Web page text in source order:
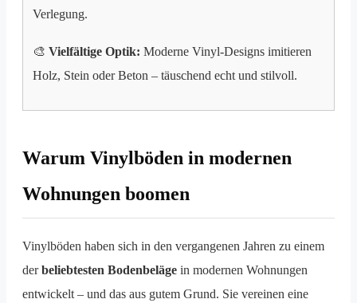
Verlegung.
🎨 Vielfältige Optik: Moderne Vinyl-Designs imitieren
Holz, Stein oder Beton – täuschend echt und stilvoll.
Warum Vinylböden in modernen
Wohnungen boomen
Vinylböden haben sich in den vergangenen Jahren zu einem
derbeliebtesten Bodenbeläge in modernen Wohnungen
entwickelt – und das aus gutem Grund. Sie vereinen eine